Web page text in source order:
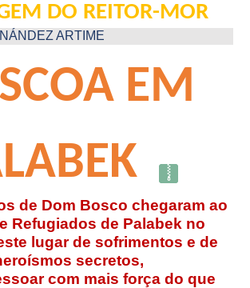
DO REITOR-MOR
ARTIME
EM
de Dom Bosco chegaram ao
Refugiados de Palabek no
lugar de sofrimentos e de
secretos,
com mais força do que